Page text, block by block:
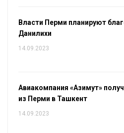
Власти Перми планируют
Данилихи
14.09.2023
Авиакомпания «Азимут»
из Перми в Ташкент
14.09.2023